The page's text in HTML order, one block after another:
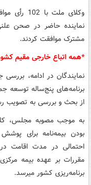
مشترک موافقت کردند.
*همه اتباع خارجی مقیم
نمایندگان در ادامه،
از بحث و بررسی به تصویب
به موجب مصوبه مجلس،
بودن بیمه‌نامه برای
احتمالی در مدت اقامت
مقررات بر عهده بیمه
برنامه‌ریزی کشور می‎رسد.